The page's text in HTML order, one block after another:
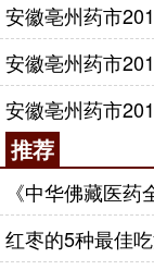
安徽亳州药市
安徽亳州药市
安徽亳州药市
推荐
《中华佛藏医药
红枣的5种最佳